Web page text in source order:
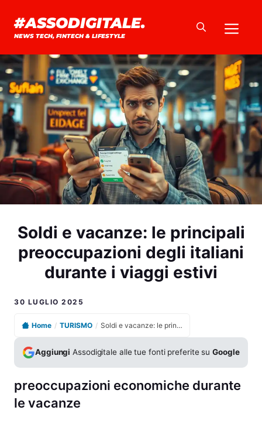
contenuto
#ASSODIGITALE.
NEWS TECH, FINTECH & LIFESTYLE
Soldi e vacanze: le principali
preoccupazioni degli italiani
durante i viaggi estivi
30 LUGLIO 2025
Home / TURISMO / Soldi e vacanze: le principali preoccupazioni degli italiani durante i viaggi estivi
Aggiungi Assodigitale alle tue fonti preferite suGoogle
preoccupazioni economiche durante
le vacanze